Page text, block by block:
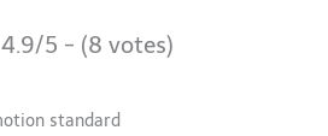
4.9/5 - (8 votes)